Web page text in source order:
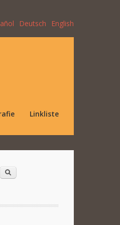
Deutsch English
Linkliste
Suche